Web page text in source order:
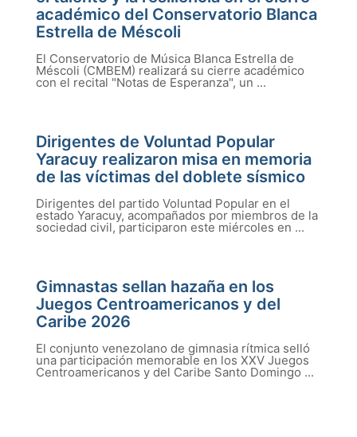
académico del Conservatorio Blanca
Estrella de Méscoli
El Conservatorio de Música Blanca Estrella de
Méscoli (CMBEM) realizará su cierre académico
con el recital "Notas de Esperanza", un ...
Dirigentes de Voluntad Popular
Yaracuy realizaron misa en memoria
de las víctimas del doblete sísmico
Dirigentes del partido Voluntad Popular en el
estado Yaracuy, acompañados por miembros de la
sociedad civil, participaron este miércoles en ...
Gimnastas sellan hazaña en los
Juegos Centroamericanos y del
Caribe 2026
El conjunto venezolano de gimnasia rítmica selló
una participación memorable en los XXV Juegos
Centroamericanos y del Caribe Santo Domingo ...